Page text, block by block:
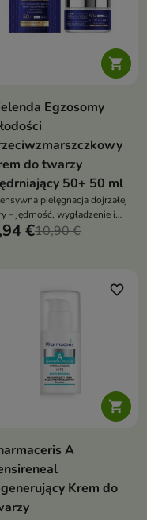

Egzosomy
do twarzy
50+ 50 ml
pielęgnacja dojrzałej
– jędrność, wygładzenie i
koloryt każdego dnia
€10,90 €

favorite_border
A
Krem do